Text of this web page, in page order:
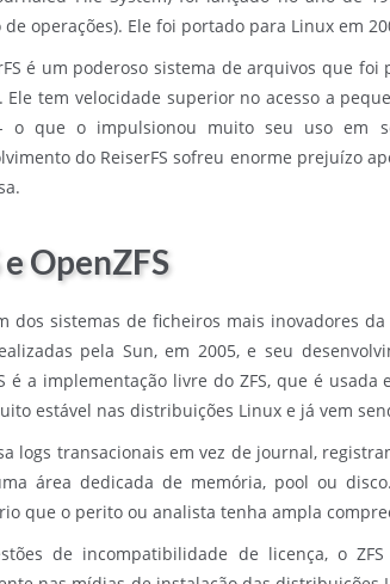
operações). Ele foi portado para Linux em
é um poderoso sistema de arquivos que
Ele tem velocidade superior no acesso a
o que o impulsionou muito seu uso em
do ReiserFS sofreu enorme prejuízo
e OpenZFS
dos sistemas de ficheiros mais inovadores
pela Sun, em 2005, e seu
é a implementação livre do ZFS, que é
estável nas distribuições Linux e já vem
logs transacionais em vez de journal,
área dedicada de memória, pool ou
que o perito ou analista tenha ampla
de incompatibilidade de licença, o